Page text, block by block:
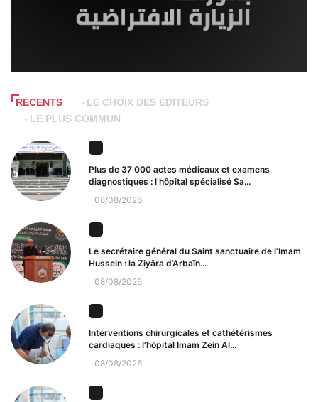
RÉCENTS
LE CHOIX DES ÉDITEURS
LE PLUS COMMUN
Plus de 37 000 actes médicaux et examens
diagnostiques : l’hôpital spécialisé Sa...
08/08/2026
Le secrétaire général du Saint sanctuaire de l’Imam
Hussein : la Ziyâra d’Arbaïn...
08/08/2026
Interventions chirurgicales et cathétérismes
cardiaques : l’hôpital Imam Zein Al...
08/08/2026